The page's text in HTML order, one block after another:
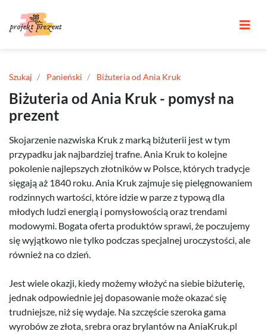
Szukaj Panieński Biżuteria od Ania Kruk
Biżuteria od Ania Kruk - pomysł na
prezent
Skojarzenie nazwiska Kruk z marką biżuterii jest w tym
przypadku jak najbardziej trafne. Ania Kruk to kolejne
pokolenie najlepszych złotników w Polsce, których tradycje
sięgają aż 1840 roku. Ania Kruk zajmuje się pielęgnowaniem
rodzinnych wartości, które idzie w parze z typową dla
młodych ludzi energią i pomysłowością oraz trendami
modowymi. Bogata oferta produktów sprawi, że poczujemy
się wyjątkowo nie tylko podczas specjalnej uroczystości, ale
również na co dzień.
Jest wiele okazji, kiedy możemy włożyć na siebie biżuterię,
jednak odpowiednie jej dopasowanie może okazać się
trudniejsze, niż się wydaje. Na szczęście szeroka gama
wyrobów ze złota, srebra oraz brylantów na AniaKruk.pl